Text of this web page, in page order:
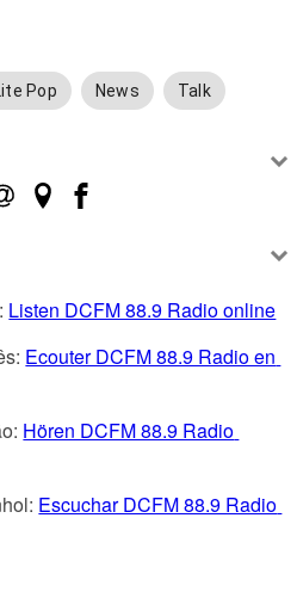
Pop News Talk
Listen DCFM 88.9 Radio online
Ecouter DCFM 88.9 Radio en
Hören DCFM 88.9 Radio
Escuchar DCFM 88.9 Radio